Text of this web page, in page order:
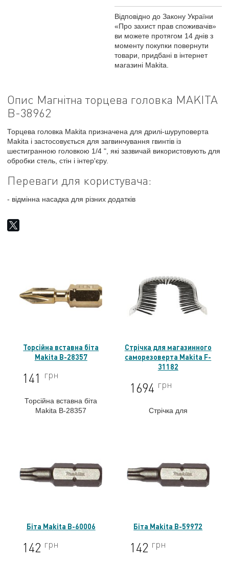
Відповідно до Закону України
«Про захист прав споживачів»
ви можете протягом 14 днів з
моменту покупки повернути
товари, придбані в інтернет
магазині Makita.
Опис Магнітна торцева головка MAKITA
B-38962
Торцева головка Makita призначена для дрилі-шуруповерта
Makita і застосовується для загвинчування гвинтів із
шестигранною головкою 1/4 ", які зазвичай використовують для
обробки стель, стін і інтер'єру.
Переваги для користувача:
- відмінна насадка для різних додатків
Торсійна вставна біта
Makita B-28357
141 грн
Торсійна вставна біта
Makita B-28357
Стрічка для магазинного
саморезоверта Makita F-
31182
1694 грн
Стрічка для
Біта Makita B-60006
142 грн
Біта Makita B-59972
142 грн